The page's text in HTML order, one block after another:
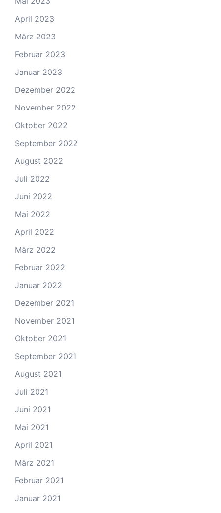
April 2023
März 2023
Februar 2023
Januar 2023
Dezember 2022
November 2022
Oktober 2022
September 2022
August 2022
Juli 2022
Juni 2022
Mai 2022
April 2022
März 2022
Februar 2022
Januar 2022
Dezember 2021
November 2021
Oktober 2021
September 2021
August 2021
Juli 2021
Juni 2021
Mai 2021
April 2021
März 2021
Februar 2021
Januar 2021